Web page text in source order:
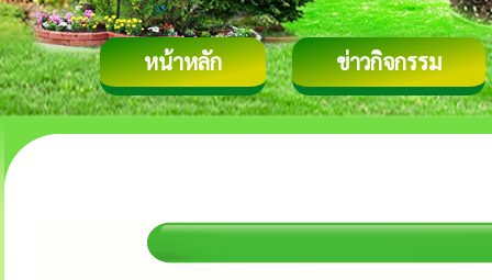
หน้าหลัก ข่าวกิจกรรม